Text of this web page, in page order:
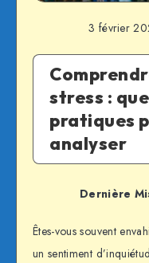
3 février
stress :
pratiques
analyser
Dernière
Êtes-vous souvent
un sentiment